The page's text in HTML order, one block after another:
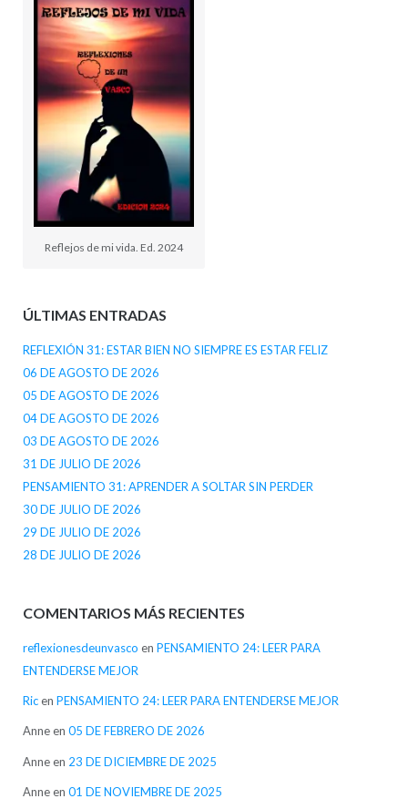
Reflejos de mi vida. Ed. 2024
ÚLTIMAS ENTRADAS
REFLEXIÓN 31: ESTAR BIEN NO SIEMPRE ES ESTAR FELIZ
06 DE AGOSTO DE 2026
05 DE AGOSTO DE 2026
04 DE AGOSTO DE 2026
03 DE AGOSTO DE 2026
31 DE JULIO DE 2026
PENSAMIENTO 31: APRENDER A SOLTAR SIN PERDER
30 DE JULIO DE 2026
29 DE JULIO DE 2026
28 DE JULIO DE 2026
COMENTARIOS MÁS RECIENTES
reflexionesdeunvasco en PENSAMIENTO 24: LEER PARA
ENTENDERSE MEJOR
Ricen PENSAMIENTO 24: LEER PARA ENTENDERSE MEJOR
Anneen 05 DE FEBRERO DE 2026
Anneen 23 DE DICIEMBRE DE 2025
Anneen 01 DE NOVIEMBRE DE 2025